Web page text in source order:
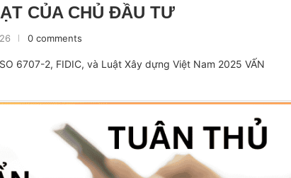
CỦA CHỦ ĐẦU TƯ
0 comments
6707-2, FIDIC, và Luật Xây dựng Việt Nam 2025 VẤN